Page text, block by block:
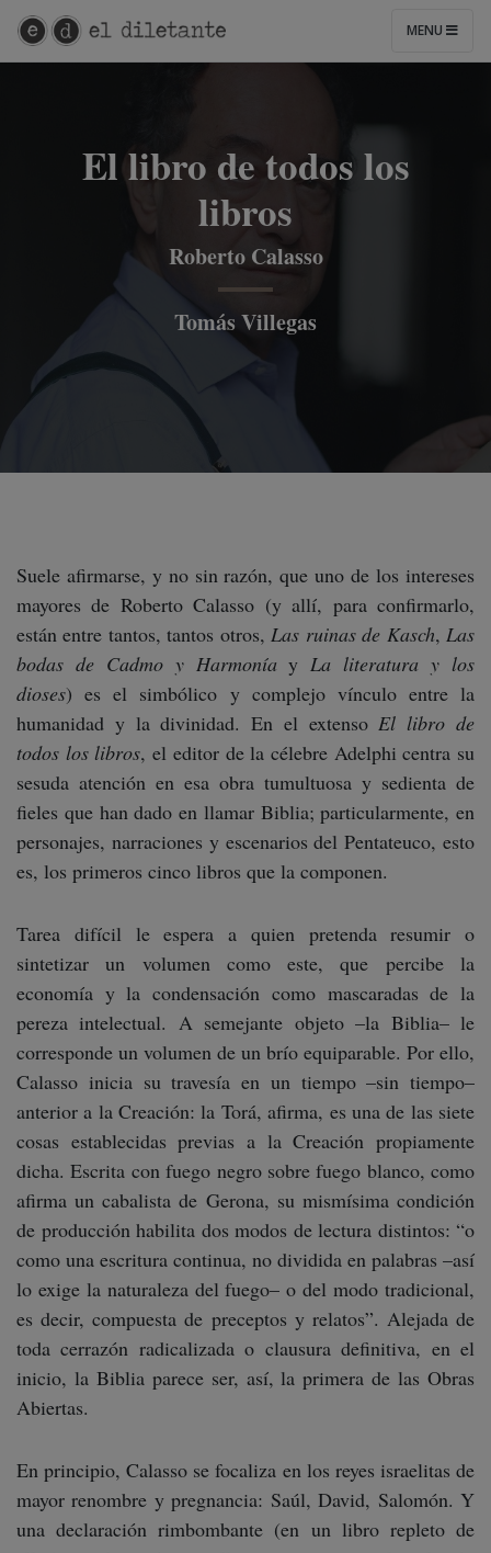
MENU
El libro de todos los
libros
Roberto Calasso
Tomás Villegas
Suele afirmarse, y no sin razón, que uno de los intereses
mayores de Roberto Calasso (y allí, para confirmarlo,
están entre tantos, tantos otros,Las ruinas de Kasch,Las
bodas de Cadmo y HarmoníayLa literatura y los
dioses) es el simbólico y complejo vínculo entre la
humanidad y la divinidad. En el extensoEl libro de
todos los libros, el editor de la célebre Adelphi centra su
sesuda atención en esa obra tumultuosa y sedienta de
fieles que han dado en llamar Biblia; particularmente, en
personajes, narraciones y escenarios del Pentateuco, esto
es, los primeros cinco libros que la componen.
Tarea difícil le espera a quien pretenda resumir o
sintetizar un volumen como este, que percibe la
economía y la condensación como mascaradas de la
pereza intelectual. A semejante objeto –la Biblia– le
corresponde un volumen de un brío equiparable. Por ello,
Calasso inicia su travesía en un tiempo –sin tiempo–
anterior a la Creación: la Torá, afirma, es una de las siete
cosas establecidas previas a la Creación propiamente
dicha. Escrita con fuego negro sobre fuego blanco, como
afirma un cabalista de Gerona, su mismísima condición
de producción habilita dos modos de lectura distintos: “o
como una escritura continua, no dividida en palabras –así
lo exige la naturaleza del fuego– o del modo tradicional,
es decir, compuesta de preceptos y relatos”. Alejada de
toda cerrazón radicalizada o clausura definitiva, en el
inicio, la Biblia parece ser, así, la primera de las Obras
Abiertas.
En principio, Calasso se focaliza en los reyes israelitas de
mayor renombre y pregnancia: Saúl, David, Salomón. Y
una declaración rimbombante (en un libro repleto de